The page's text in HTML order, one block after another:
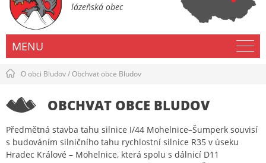
lázeňská obec
MENU
O obci Bludov/Obchvat obce Bludov
OBCHVAT OBCE BLUDOV
Předmětná stavba tahu silnice I/44 Mohelnice–Šumperk souvisí
s budováním silničního tahu rychlostní silnice R35 v úseku
Hradec Králové – Mohelnice, která spolu s dálnicí D11